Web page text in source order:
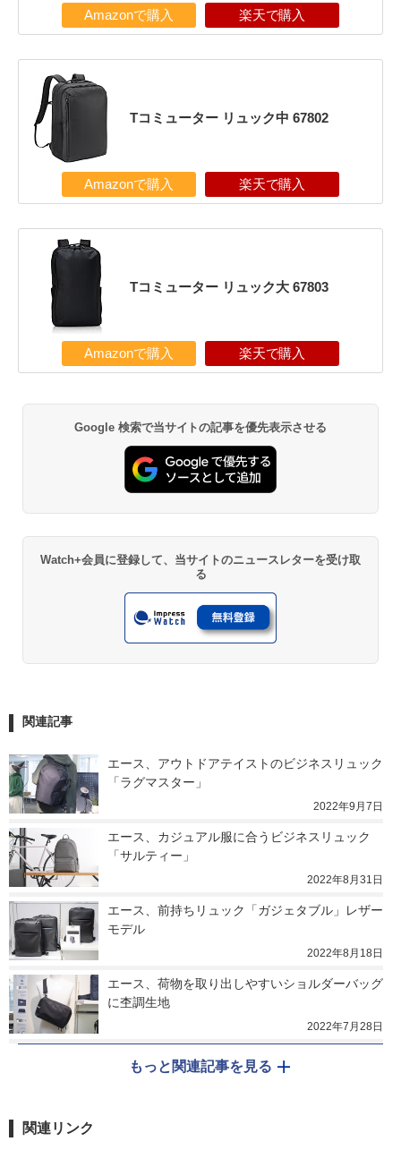
Amazonで購入 楽天で購入
Tコミューター リュック中 67802
Amazonで購入 楽天で購入
Tコミューター リュック大 67803
Amazonで購入 楽天で購入
Google 検索で当サイトの記事を優先表示させる
Watch+会員に登録して、当サイトのニュースレターを受け取
る
関連記事
エース、アウトドアテイストのビジネスリュック
「ラグマスター」
2022年9月7日
エース、カジュアル服に合うビジネスリュック
「サルティー」
2022年8月31日
エース、前持ちリュック「ガジェタブル」レザー
モデル
2022年8月18日
エース、荷物を取り出しやすいショルダーバッグ
に杢調生地
2022年7月28日
もっと関連記事を見る
関連リンク